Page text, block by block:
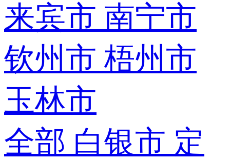
来宾市 南宁市
钦州市 梧州市
玉林市
全部 白银市 定